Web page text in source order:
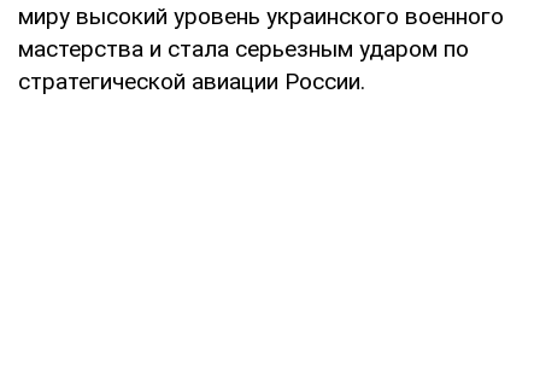
миру высокий уровень украинского военного
мастерства и стала серьезным ударом по
стратегической авиации России.